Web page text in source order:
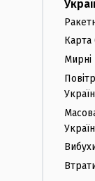
Карта
Мирні